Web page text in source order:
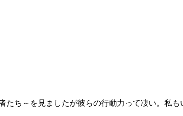
ち～を見ましたが彼らの行動力って凄い。私